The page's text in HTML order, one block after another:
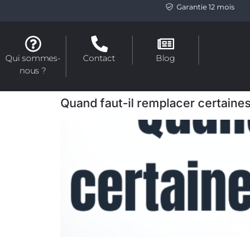
Garantie 12 mois
Qui sommes-
nous ?
Contact Blog
Quand faut-il remplacer